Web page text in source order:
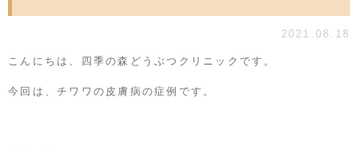
2021.08.18
こんにちは、四季の森どうぶつクリニックです。
今回は、チワワの皮膚病の症例です。